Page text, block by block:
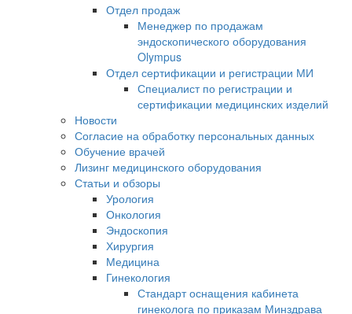
Отдел продаж
Менеджер по продажам
эндоскопического оборудования
Olympus
Отдел сертификации и регистрации МИ
Специалист по регистрации и
сертификации медицинских изделий
Новости
Согласие на обработку персональных данных
Обучение врачей
Лизинг медицинского оборудования
Статьи и обзоры
Урология
Онкология
Эндоскопия
Хирургия
Медицина
Гинекология
Стандарт оснащения кабинета
гинеколога по приказам Минздрава